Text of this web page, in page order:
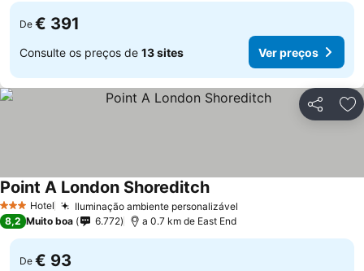
De € 391
Consulte os preços de 13 sites Ver preços
Partilhar
3 EstrelasHotel Iluminação ambiente personalizável
Point A London ShoreditchVer preços
8,2 Muito boa 6.772 a 0.7 km de East End
De € 93